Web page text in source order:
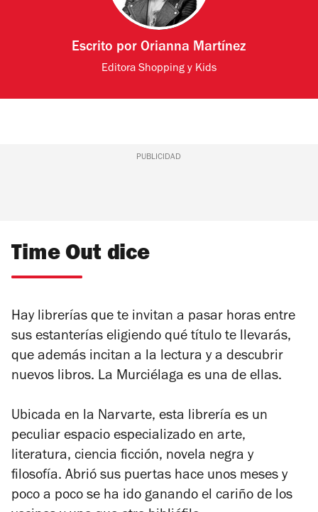
Escrito porOrianna Martínez
Editora Shopping y Kids
PUBLICIDAD
Time Out dice
Hay librerías que te invitan a pasar horas entre
sus estanterías eligiendo qué título te llevarás,
que además incitan a la lectura y a descubrir
nuevos libros. La Murciélaga es una de ellas.
Ubicada en la Narvarte, esta librería es un
peculiar espacio especializado en arte,
literatura, ciencia ficción, novela negra y
filosofía. Abrió sus puertas hace unos meses y
poco a poco se ha ido ganando el cariño de los